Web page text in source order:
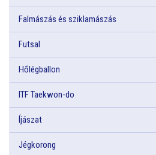
Falmászás és sziklamászás
Futsal
Hőlégballon
ITF Taekwon-do
Íjászat
Jégkorong